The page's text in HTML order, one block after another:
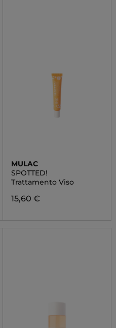
MULAC
SPOTTED!
Trattamento Viso
15,60 €